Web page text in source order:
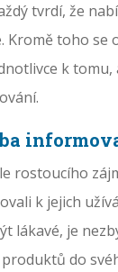
tvrdí, že
Kromě toho se
k
rostoucího
k jejich
lákavé, je
do